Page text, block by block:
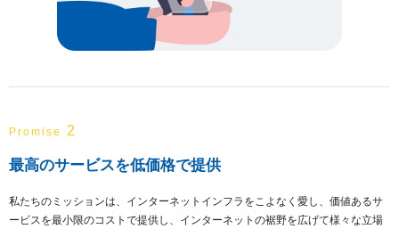
Promise 2
最高のサービスを低価格で提供
私たちのミッションは、インターネットインフラをこよなく愛し、価値あるサ
ービスを最小限のコストで提供し、インターネットの裾野を広げて様々な立場